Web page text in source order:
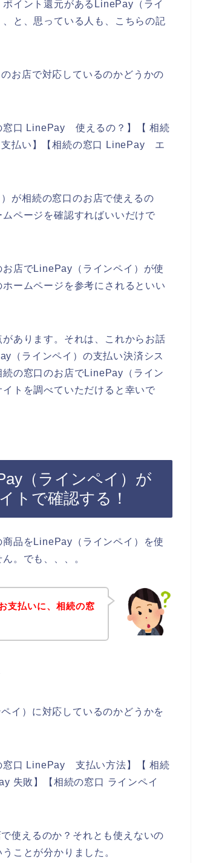
イント還元があるLinePay（ライ
と、思っている人も、こちらの記
お店で対応しているのかどうかの
窓口 LinePay 使えるの？】【 相続
払い】【相続の窓口 LinePay エ
が相続の窓口のお店で使えるの
ページを確認すればいいだけで
店でLinePay（ラインペイ）が使
ームページを参考にされるといい
あります。それは、これからお話
（ラインペイ）の支払い決済シス
の窓口のお店でLinePay（ライン
トを調べていただけると幸いで
（ラインペイ）が
トで確認する！
品をLinePay（ラインペイ）を使
。でも、、、。
支払いに、相続の窓
イ）に対応しているのかどうかを
窓口 LinePay 支払い方法】【 相続
失敗】【相続の窓口 ラインペイ
使えるのか？それとも使えないの
ことが分かりました。